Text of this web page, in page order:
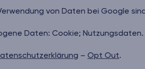
von Daten bei Google
Daten: Cookie; Nutzungsdaten.
– Opt Out.